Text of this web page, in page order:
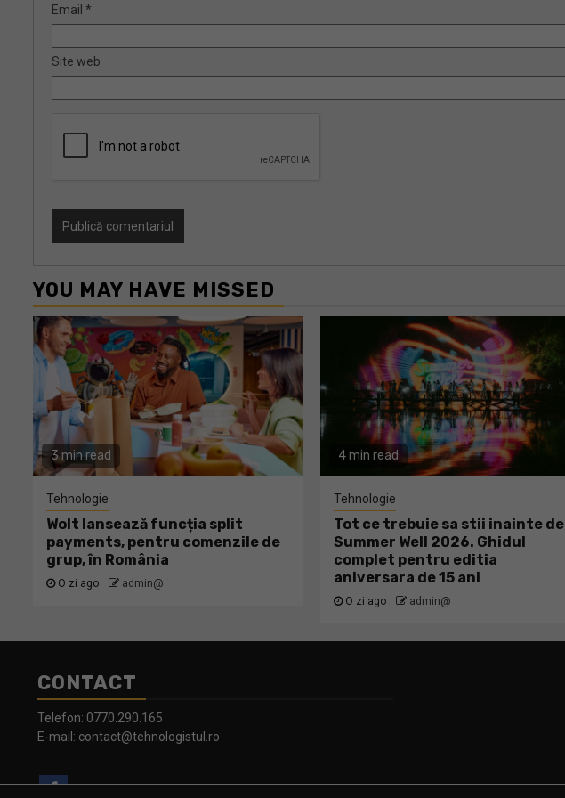
Email *
Site web
YOU MAY HAVE MISSED
3 min read
Tehnologie
Wolt lansează funcția split
payments, pentru comenzile de
grup, în România
O zi ago admin@
4 min read
Tehnologie
Tot ce trebuie sa stii inainte de
Summer Well 2026. Ghidul
complet pentru editia
aniversara de 15 ani
O zi ago admin@
CONTACT
Telefon: 0770.290.165
E-mail: contact@tehnologistul.ro